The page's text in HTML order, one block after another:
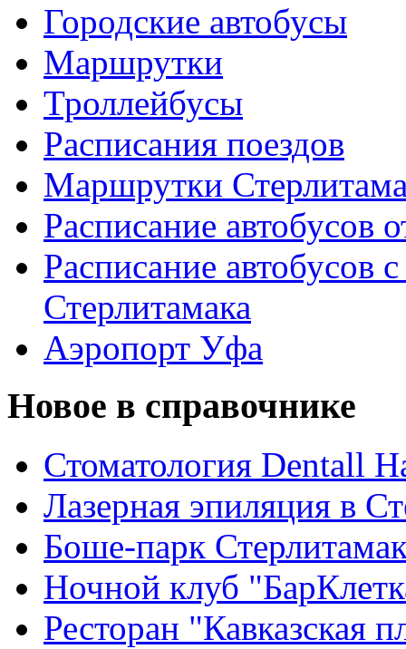
Городские автобусы
Маршрутки
Троллейбусы
Расписания поездов
Маршрутки
Расписание автобусов
Расписание автобусов
Стерлитамака
Аэропорт Уфа
Новое в справочнике
Стоматология Dentall
Лазерная эпиляция в
Боше-парк
Ночной клуб
Ресторан "Кавказская